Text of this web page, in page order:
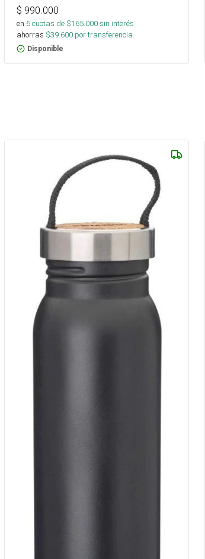
$ 990.000
en 6cuotas de $165.000sin interés
ahorras $39.600 por transferencia.
Disponible